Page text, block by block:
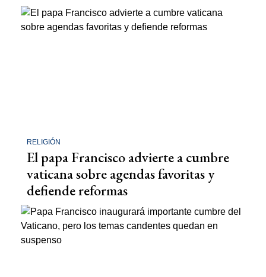
RELIGIÓN
El papa Francisco advierte a cumbre
vaticana sobre agendas favoritas y
defiende reformas